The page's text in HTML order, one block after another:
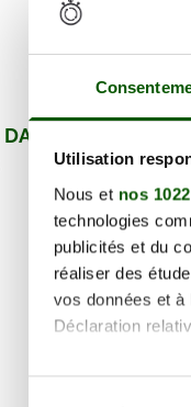
Utilisation
Nous et nos
technologies
publicités et du
réaliser des
vos données et
Déclaration
Si vous le